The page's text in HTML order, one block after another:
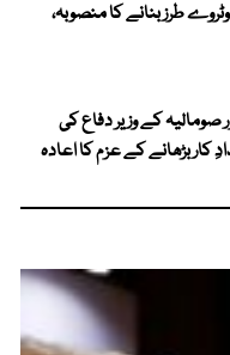
طرز بنانے کا منصوبہ،
صومالیہ کے وزیر دفاع کی
کار بڑھانے کے عزم کا اعادہ